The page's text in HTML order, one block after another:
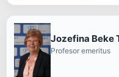
Jozefina Beke
Profesor emeritus